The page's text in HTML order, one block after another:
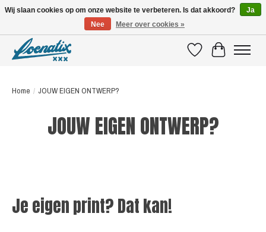
VerlanglijstWinkelwagen
Home / JOUW EIGEN ONTWERP?
JOUW EIGEN ONTWERP?
Je eigen print? Dat kan!
Wij slaan cookies op om onze website te verbeteren. Is dat akkoord?
Ja
Nee
Meer over cookies »